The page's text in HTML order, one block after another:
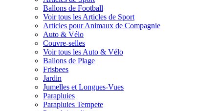
Ballons de Football
Voir tous les Articles de Sport
Articles pour Animaux de Compagnie
Auto & Vélo
Couvre-selles
Voir tous les Auto & Vélo
Ballons de Plage
Frisbees
Jardin
Jumelles et Longues-Vues
Parapluies
Parapluies Tempete